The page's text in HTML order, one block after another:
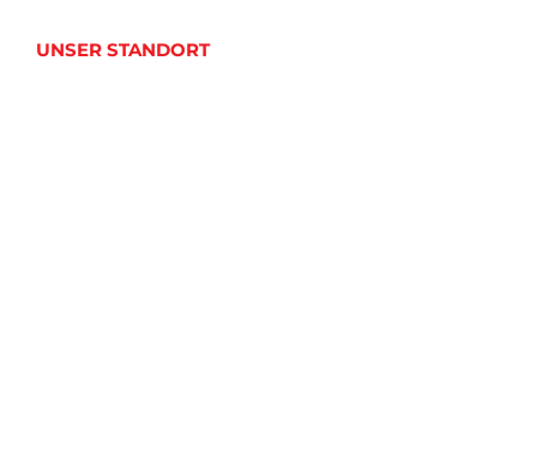
UNSER STANDORT